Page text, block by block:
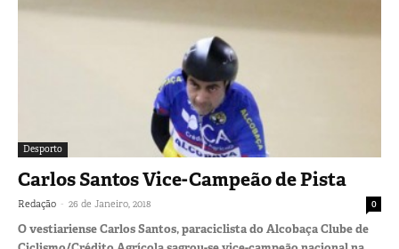
Desporto
Carlos Santos Vice-Campeão de Pista
Redação - 26 de Janeiro, 2018 0
O vestiariense Carlos Santos, paraciclista do Alcobaça Clube de